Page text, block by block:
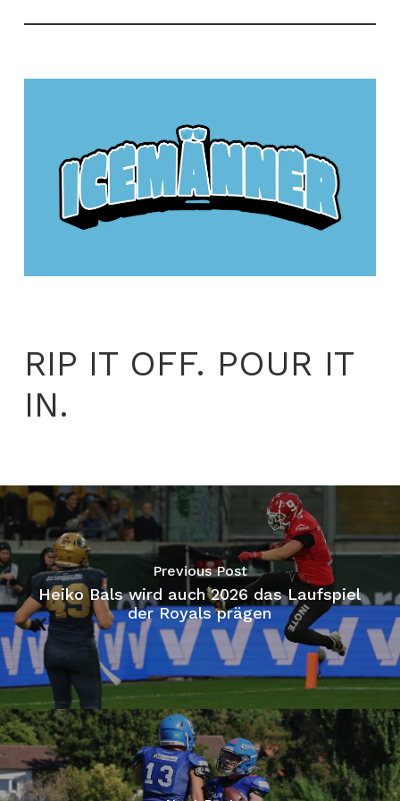
RIP IT OFF. POUR IT
IN.
Previous Post
Heiko Bals wird auch 2026 das Laufspiel
der Royals prägen